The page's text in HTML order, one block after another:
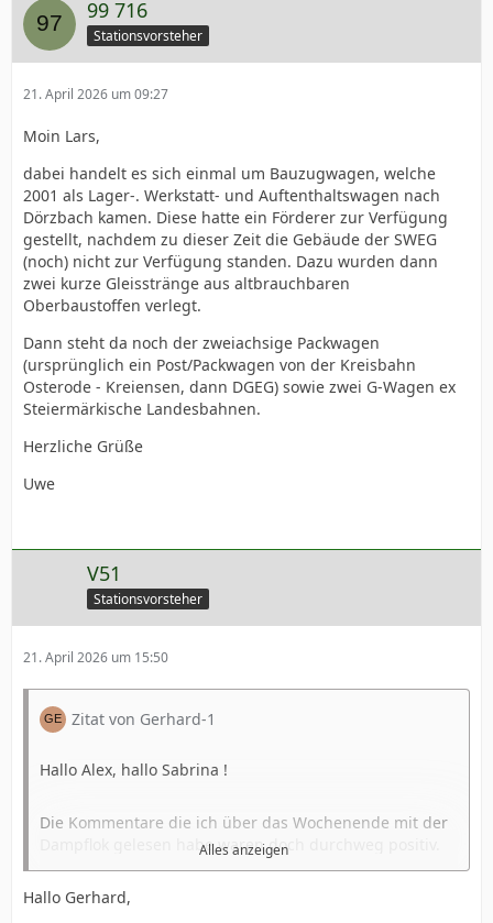
99 716
Stationsvorsteher
21. April 2026 um 09:27
Moin Lars,
dabei handelt es sich einmal um Bauzugwagen, welche
2001 als Lager-. Werkstatt- und Auftenthaltswagen nach
Dörzbach kamen. Diese hatte ein Förderer zur Verfügung
gestellt, nachdem zu dieser Zeit die Gebäude der SWEG
(noch) nicht zur Verfügung standen. Dazu wurden dann
zwei kurze Gleisstränge aus altbrauchbaren
Oberbaustoffen verlegt.
Dann steht da noch der zweiachsige Packwagen
(ursprünglich ein Post/Packwagen von der Kreisbahn
Osterode - Kreiensen, dann DGEG) sowie zwei G-Wagen ex
Steiermärkische Landesbahnen.
Herzliche Grüße
Uwe
V51
Stationsvorsteher
21. April 2026 um 15:50
Zitat von Gerhard-1
Hallo Alex, hallo Sabrina !
Die Kommentare die ich über das Wochenende mit der
Dampflok gelesen habe waren doch durchweg positiv.
Es gilt doch der Grundsatz: man kann nur eine Sache zu
Alles anzeigen
Hallo Gerhard,